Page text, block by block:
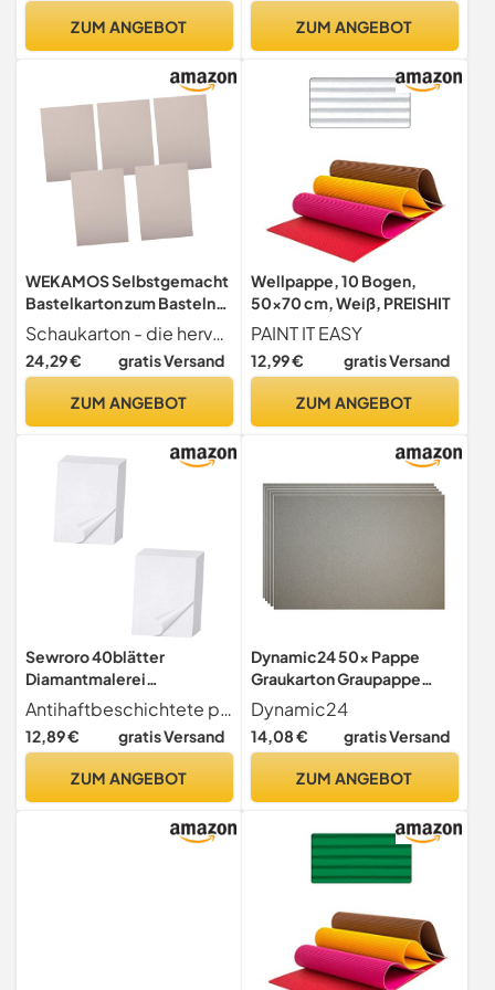
Scrapbook-Verschönerer
ZUM ANGEBOT ZUM ANGEBOT
WEKAMOS Selbstgemacht
Bastelkarton zum Basteln
und Malen A3 5 Stück
Doppelseitig Dicker Karton
aus Papier Geeignet für
Schaukarton - die hervorragende verarbeitung unseres produktes bringt ihnen einen bastelkarton
24,29 € gratis Versand
ZUM ANGEBOT
Wellpappe, 10 Bogen,
50x70 cm, Weiß, PREISHIT
PAINT IT EASY
12,99 € gratis Versand
ZUM ANGEBOT
Sewroro 40blätter
Diamantmalerei
Schutzpapier Anti-Haft -
projekte Langlebig Und
Praktisch Für Kunstwerke
Antihaftbeschichtete papiere dieses produkt mit einem langlebigen diamantbild ausgestattet.
12,89 € gratis Versand
ZUM ANGEBOT
Dynamic24 50x Pappe
Graukarton Graupappe
0,5mm Bastelpappe
Buchbinderpappe basteln
Dynamic24
14,08 € gratis Versand
ZUM ANGEBOT